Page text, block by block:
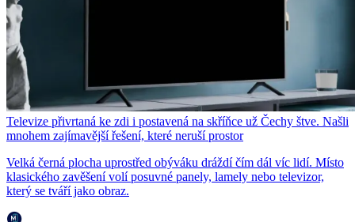
Televize přivrtaná ke zdi i postavená na skříňce už Čechy štve. Našli
mnohem zajímavější řešení, které neruší prostor
Velká černá plocha uprostřed obýváku dráždí čím dál víc lidí. Místo
klasického zavěšení volí posuvné panely, lamely nebo televizor,
který se tváří jako obraz.